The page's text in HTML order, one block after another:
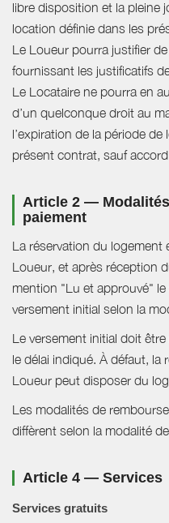
libre disposition et la pleine
location définie dans les
Le Loueur pourra justifier
fournissant les justificatifs
Le Locataire ne pourra en
d’un quelconque droit au
l’expiration de la période
présent contrat, sauf
Article 2 —
paiement
La réservation du logement
Loueur, et après réception
mention "Lu et approuvé"
versement initial selon la
Le versement initial doit
le délai indiqué. À défaut, la
Loueur peut disposer du
Les modalités de
diffèrent selon la modalité
Article 4 — Services
Services gratuits